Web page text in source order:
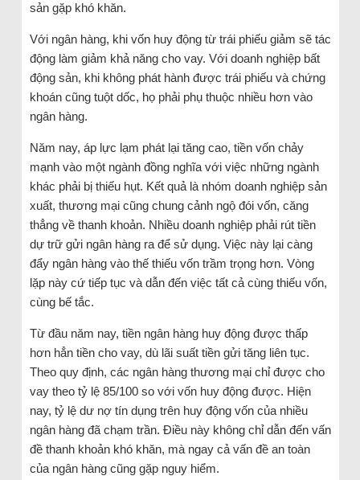
sản gặp khó khăn.
Với ngân hàng, khi vốn huy động từ trái phiếu giảm sẽ tác
động làm giảm khả năng cho vay. Với doanh nghiệp bất
động sản, khi không phát hành được trái phiếu và chứng
khoán cũng tuột dốc, họ phải phụ thuộc nhiều hơn vào
ngân hàng.
Năm nay, áp lực lạm phát lại tăng cao, tiền vốn chảy
mạnh vào một ngành đồng nghĩa với việc những ngành
khác phải bị thiếu hụt. Kết quả là nhóm doanh nghiệp sản
xuất, thương mại cũng chung cảnh ngộ đói vốn, căng
thẳng về thanh khoản. Nhiều doanh nghiệp phải rút tiền
dự trữ gửi ngân hàng ra để sử dụng. Việc này lại càng
đẩy ngân hàng vào thế thiếu vốn trầm trọng hơn. Vòng
lặp này cứ tiếp tục và dẫn đến việc tất cả cùng thiếu vốn,
cùng bế tắc.
Từ đầu năm nay, tiền ngân hàng huy động được thấp
hơn hẳn tiền cho vay, dù lãi suất tiền gửi tăng liên tục.
Theo quy định, các ngân hàng thương mại chỉ được cho
vay theo tỷ lệ 85/100 so với vốn huy động được. Hiện
nay, tỷ lệ dư nợ tín dụng trên huy động vốn của nhiều
ngân hàng đã chạm trần. Điều này không chỉ dẫn đến vấn
đề thanh khoản khó khăn, mà ngay cả vấn đề an toàn
của ngân hàng cũng gặp nguy hiểm.